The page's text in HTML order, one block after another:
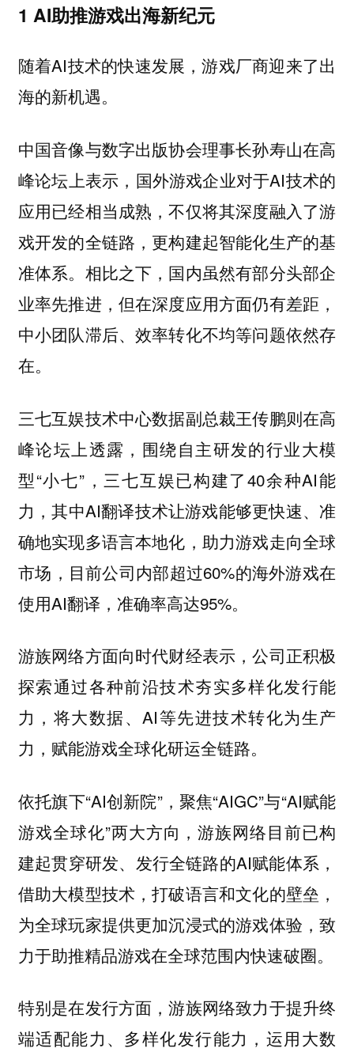
1 AI助推游戏出海新纪元
随着AI技术的快速发展，游戏厂商迎来了出
海的新机遇。
中国音像与数字出版协会理事长孙寿山在高
峰论坛上表示，国外游戏企业对于AI技术的
应用已经相当成熟，不仅将其深度融入了游
戏开发的全链路，更构建起智能化生产的基
准体系。相比之下，国内虽然有部分头部企
业率先推进，但在深度应用方面仍有差距，
中小团队滞后、效率转化不均等问题依然存
在。
三七互娱技术中心数据副总裁王传鹏则在高
峰论坛上透露，围绕自主研发的行业大模
型“小七”，三七互娱已构建了40余种AI能
力，其中AI翻译技术让游戏能够更快速、准
确地实现多语言本地化，助力游戏走向全球
市场，目前公司内部超过60%的海外游戏在
使用AI翻译，准确率高达95%。
游族网络方面向时代财经表示，公司正积极
探索通过各种前沿技术夯实多样化发行能
力，将大数据、AI等先进技术转化为生产
力，赋能游戏全球化研运全链路。
依托旗下“AI创新院”，聚焦“AIGC”与“AI赋能
游戏全球化”两大方向，游族网络目前已构
建起贯穿研发、发行全链路的AI赋能体系，
借助大模型技术，打破语言和文化的壁垒，
为全球玩家提供更加沉浸式的游戏体验，致
力于助推精品游戏在全球范围内快速破圈。
特别是在发行方面，游族网络致力于提升终
端适配能力、多样化发行能力，运用大数